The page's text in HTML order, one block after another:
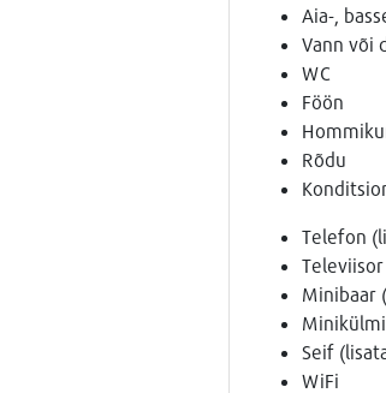
Aia-,
Vann või
WC
Föön
Rõdu
Telefon
Televiisor
Minibaar
Seif
WiFi